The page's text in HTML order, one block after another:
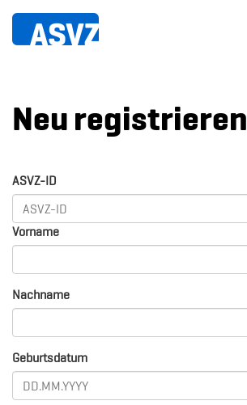
Neu registrieren
ASVZ-ID
Vorname
Nachname
Geburtsdatum